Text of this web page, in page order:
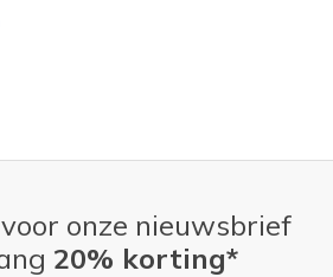
Into Shoes
onze nieuwsbrief
20% korting*